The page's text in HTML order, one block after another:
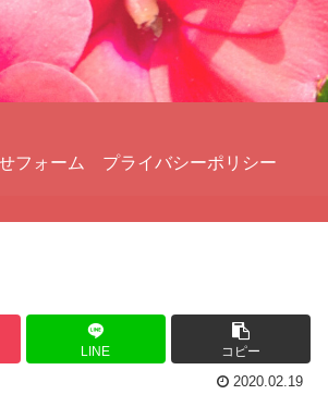
フォーム プライバシーポリシー
LINE コピー
2020.02.19